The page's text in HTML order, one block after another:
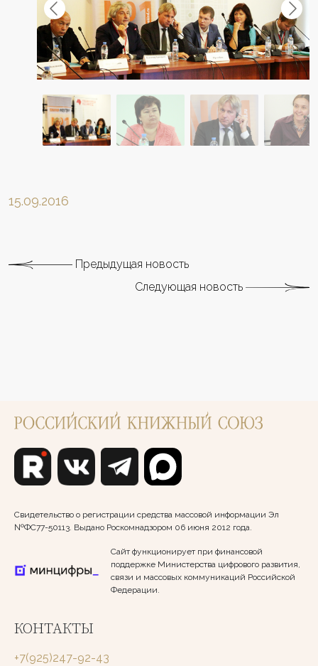
15.09.2016
Предыдущая новость
Следующая новость
Свидетельство о регистрации средства массовой информации Эл
№ФС77-50113. Выдано Роскомнадзором 06 июня 2012 года.
Сайт функционирует при финансовой
поддержке Министерства цифрового развития,
связи и массовых коммуникаций Российской
Федерации.
КОНТАКТЫ
+7(925)247-92-43